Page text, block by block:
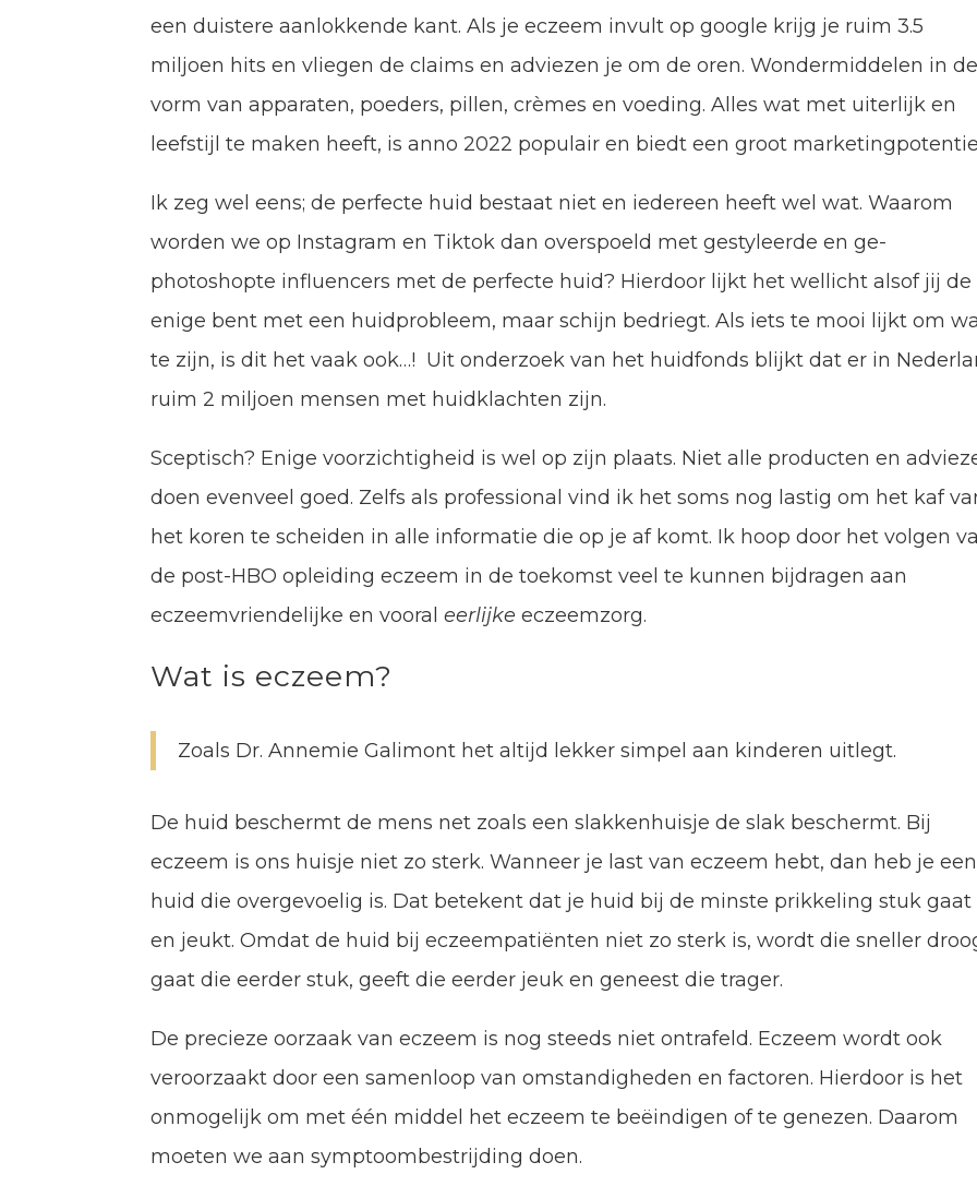
een duistere aanlokkende kant. Als je eczeem invult op google krijg je ruim 3.5
miljoen hits en vliegen de claims en adviezen je om de oren. Wondermiddelen in
vorm van apparaten, poeders, pillen, crèmes en voeding. Alles wat met uiterlijk en
leefstijl te maken heeft, is anno 2022 populair en biedt een groot
Ik zeg wel eens; de perfecte huid bestaat niet en iedereen heeft wel wat. Waarom
worden we op Instagram en Tiktok dan overspoeld met gestyleerde en ge-
photoshopte influencers met de perfecte huid? Hierdoor lijkt het wellicht alsof jij de
enige bent met een huidprobleem, maar schijn bedriegt. Als iets te mooi lijkt om
te zijn, is dit het vaak ook…! Uit onderzoek van het huidfonds blijkt dat er in
ruim 2 miljoen mensen met huidklachten zijn.
Sceptisch? Enige voorzichtigheid is wel op zijn plaats. Niet alle producten en
doen evenveel goed. Zelfs als professional vind ik het soms nog lastig om het kaf
het koren te scheiden in alle informatie die op je af komt. Ik hoop door het volgen
de post-HBO opleiding eczeem in de toekomst veel te kunnen bijdragen aan
eczeemvriendelijke en vooraleerlijke eczeemzorg.
Wat is eczeem?
Zoals Dr. Annemie Galimont het altijd lekker simpel aan kinderen uitlegt.
De huid beschermt de mens net zoals een slakkenhuisje de slak beschermt. Bij
eczeem is ons huisje niet zo sterk. Wanneer je last van eczeem hebt, dan heb je een
huid die overgevoelig is. Dat betekent dat je huid bij de minste prikkeling stuk gaat
en jeukt. Omdat de huid bij eczeempatiënten niet zo sterk is, wordt die sneller
gaat die eerder stuk, geeft die eerder jeuk en geneest die trager.
De precieze oorzaak van eczeem is nog steeds niet ontrafeld. Eczeem wordt ook
veroorzaakt door een samenloop van omstandigheden en factoren. Hierdoor is het
onmogelijk om met één middel het eczeem te beëindigen of te genezen. Daarom
moeten we aan symptoombestrijding doen.